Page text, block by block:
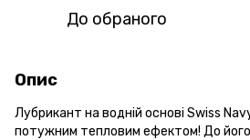
До обраного
Опис
Лубрикант на водній основі Swiss
потужним тепловим ефектом! До